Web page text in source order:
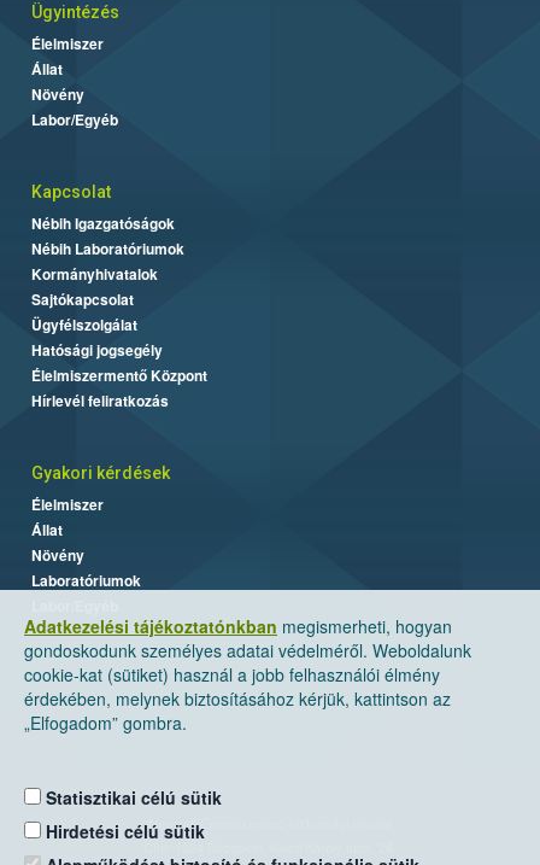
Adatkezelési tájékoztatónkban megismerheti, hogyan
gondoskodunk személyes adatai védelméről. Weboldalunk
cookie-kat (sütiket) használ a jobb felhasználói élmény
érdekében, melynek biztosításához kérjük, kattintson az
„Elfogadom” gombra.
Statisztikai célú sütik
Hirdetési célú sütik
Ügyintézés
Élelmiszer
Állat
Növény
Labor/Egyéb
Kapcsolat
Nébih Igazgatóságok
Nébih Laboratóriumok
Kormányhivatalok
Sajtókapcsolat
Ügyfélszolgálat
Hatósági jogsegély
Élelmiszermentő Központ
Hírlevél feliratkozás
Gyakori kérdések
Élelmiszer
Állat
Növény
Laboratóriumok
Nemzeti Élelmiszerlánc-biztonsági Hivatal